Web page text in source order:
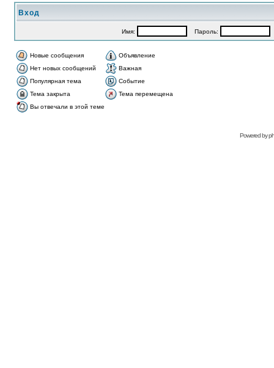
Вход
Имя: Пароль:
Новые сообщения
Объявление
Нет новых сообщений
Важная
Популярная тема
Событие
Тема закрыта
Тема перемещена
Вы отвечали в этой теме
Рowered bу